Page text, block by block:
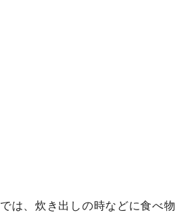
は、炊き出しの時などに食べ物